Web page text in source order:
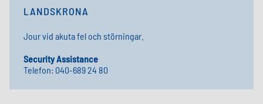
LANDSKRONA
Jour vid akuta fel och störningar.
Security Assistance
Telefon: 040-689 24 80